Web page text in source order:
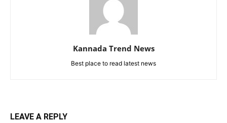
Kannada Trend News
Best place to read latest news
LEAVE A REPLY